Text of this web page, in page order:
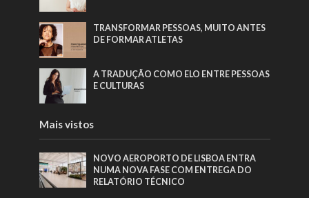
TRANSFORMAR PESSOAS, MUITO ANTES
DE FORMAR ATLETAS
A TRADUÇÃO COMO ELO ENTRE PESSOAS
E CULTURAS
Mais vistos
NOVO AEROPORTO DE LISBOA ENTRA
NUMA NOVA FASE COM ENTREGA DO
RELATÓRIO TÉCNICO